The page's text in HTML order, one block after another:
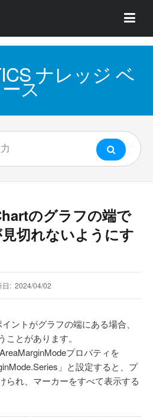
ナレッジ ベ
ース
のグラフの端で
切れないようにす
日: 2024/04/02
ントがグラフの端にある場合、
とがあります。
プロパティを
」と設定すると、プ
られ、マーカーをすべて表示する